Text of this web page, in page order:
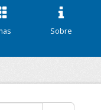
Sobre